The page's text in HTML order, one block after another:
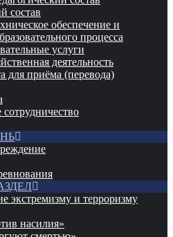
состав
обеспечение и
процесса
услуги
деятельность
для приёма (перевода)
экстремизму и терроризму
насилия»